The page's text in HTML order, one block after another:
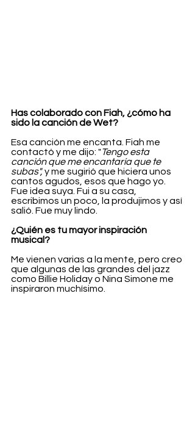
Has colaborado con Fiah, ¿cómo ha
sido la canción de Wet?
Esa canción me encanta. Fiah me
contactó y me dijo: "Tengo esta
canción que me encantaría que te
subas", y me sugirió que hiciera unos
cantos agudos, esos que hago yo.
Fue idea suya. Fui a su casa,
escribimos un poco, la produjimos y así
salió. Fue muy lindo.
¿Quién es tu mayor inspiración
musical?
Me vienen varias a la mente, pero creo
que algunas de las grandes del jazz
como Billie Holiday o Nina Simone me
inspiraron muchísimo.